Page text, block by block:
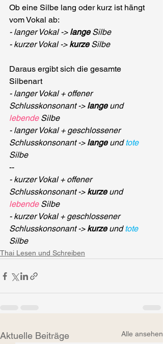
Ob eine Silbe lang oder kurz ist hängt
vom Vokal ab:
- langer Vokal -> lange Silbe
- kurzer Vokal -> kurze Silbe
Daraus ergibt sich die gesamte
Silbenart
- langer Vokal + offener
Schlusskonsonant -> lange und
lebende Silbe
- langer Vokal + geschlossener
Schlusskonsonant -> lange und tote
Silbe
--
- kurzer Vokal + offener
Schlusskonsonant -> kurze und
lebende Silbe
- kurzer Vokal + geschlossener
Schlusskonsonant -> kurze und tote
Silbe
Thai Lesen und Schreiben
Aktuelle Beiträge Alle ansehen